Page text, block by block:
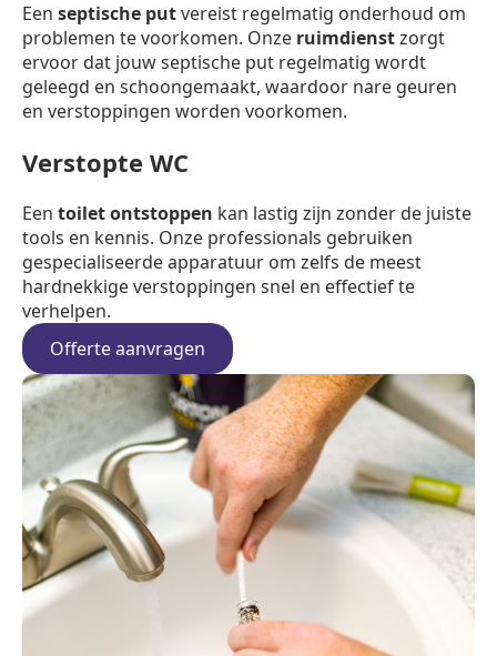
Een septische putvereist regelmatig onderhoud om
problemen te voorkomen. Onze ruimdienstzorgt
ervoor dat jouw septische put regelmatig wordt
geleegd en schoongemaakt, waardoor nare geuren
en verstoppingen worden voorkomen.
Verstopte WC
Een toilet ontstoppen kan lastig zijn zonder de juiste
tools en kennis. Onze professionals gebruiken
gespecialiseerde apparatuur om zelfs de meest
hardnekkige verstoppingen snel en effectief te
verhelpen.
Offerte aanvragen